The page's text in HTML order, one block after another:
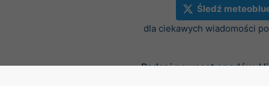
Śledź
dla ciekawych wiadomości
Radar i nowcast opadów,